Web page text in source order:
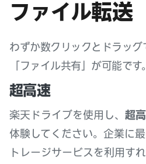
ファイル転送
わずか数クリックとドラッグ
「ファイル共有」が可能です。
超高速
楽天ドライブを使用し、 超
体験してください。企業に
トレージサービスを利用す